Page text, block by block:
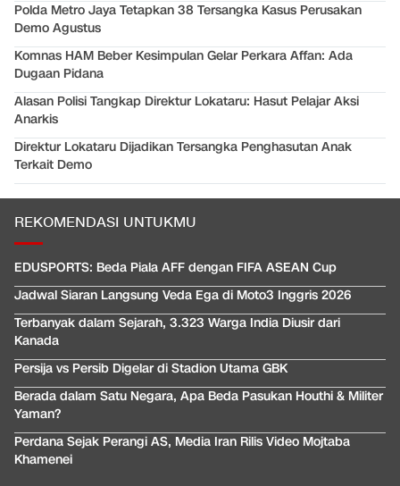
Polda Metro Jaya Tetapkan 38 Tersangka Kasus Perusakan
Demo Agustus
Komnas HAM Beber Kesimpulan Gelar Perkara Affan: Ada
Dugaan Pidana
Alasan Polisi Tangkap Direktur Lokataru: Hasut Pelajar Aksi
Anarkis
Direktur Lokataru Dijadikan Tersangka Penghasutan Anak
Terkait Demo
REKOMENDASI UNTUKMU
EDUSPORTS: Beda Piala AFF dengan FIFA ASEAN Cup
Jadwal Siaran Langsung Veda Ega di Moto3 Inggris 2026
Terbanyak dalam Sejarah, 3.323 Warga India Diusir dari
Kanada
Persija vs Persib Digelar di Stadion Utama GBK
Berada dalam Satu Negara, Apa Beda Pasukan Houthi & Militer
Yaman?
Perdana Sejak Perangi AS, Media Iran Rilis Video Mojtaba
Khamenei